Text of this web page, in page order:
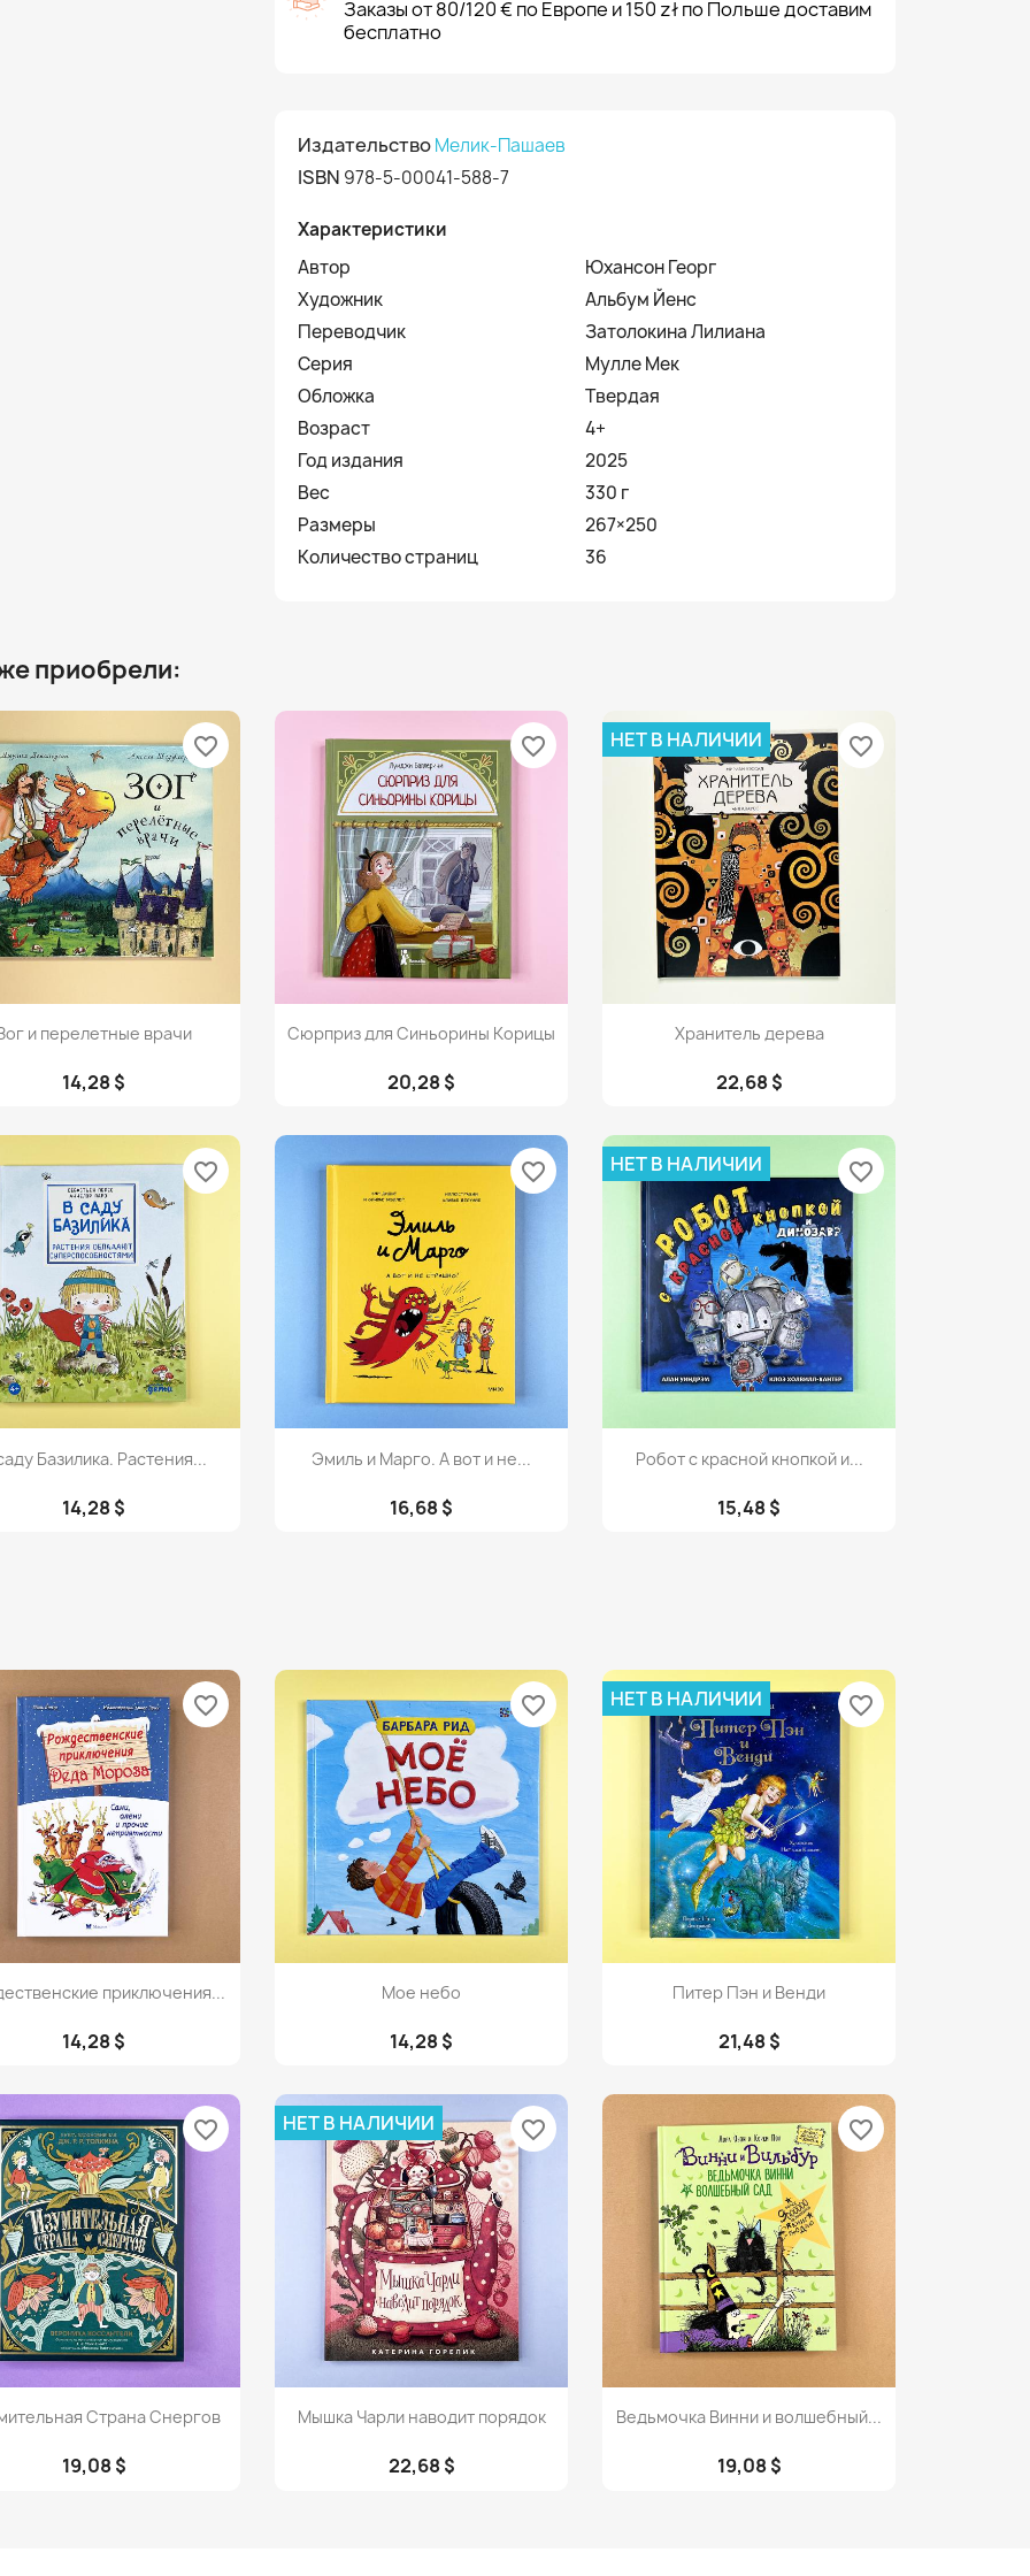
Заказы от 80/120 € по Европе и 150 zł по Польше доставим
бесплатно
ИздательствоМелик-Пашаев
ISBN 978-5-00041-588-7
Характеристики
Автор
Юхансон Георг
Художник
Альбум Йенс
Переводчик
Затолокина Лилиана
Серия
Мулле Мек
Обложка
Твердая
Возраст
4+
Год издания
2025
Вес
330 г
Размеры
267×250
Количество страниц
36
приобрели:
Просмотр
и перелетные врачи
14,28 $
favorite_border
Просмотр
Сюрприз для Синьорины Корицы
20,28 $
favorite_border
Просмотр
Хранитель дерева
22,68 $
НЕТ В НАЛИЧИИ favorite_border
Просмотр
Базилика. Растения...
14,28 $
favorite_border
Просмотр
Эмиль и Марго. А вот и не...
16,68 $
favorite_border
Просмотр
Робот с красной кнопкой и...
15,48 $
НЕТ В НАЛИЧИИ favorite_border
Просмотр
приключения...
14,28 $
favorite_border
Просмотр
Мое небо
14,28 $
favorite_border
Просмотр
Питер Пэн и Венди
21,48 $
НЕТ В НАЛИЧИИ favorite_border
Просмотр
Страна Снергов
19,08 $
favorite_border
Просмотр
Мышка Чарли наводит порядок
22,68 $
НЕТ В НАЛИЧИИ favorite_border
Просмотр
Ведьмочка Винни и волшебный...
19,08 $
favorite_border